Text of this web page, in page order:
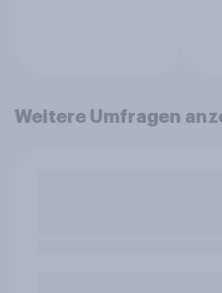
Weitere Umfragen